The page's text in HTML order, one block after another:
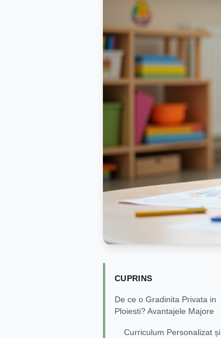
CUPRINS
De ce o Gradinita Privata in
Ploiesti? Avantajele Majore
Curriculum Personalizat și